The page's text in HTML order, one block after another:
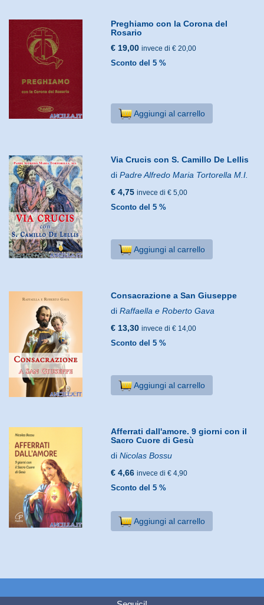
Preghiamo con la Corona del
Rosario
€ 19,00 invece di € 20,00
Sconto del 5 %
Aggiungi al carrello
Via Crucis con S. Camillo De Lellis
diPadre Alfredo Maria Tortorella M.I.
€ 4,75 invece di € 5,00
Sconto del 5 %
Aggiungi al carrello
Consacrazione a San Giuseppe
diRaffaella e Roberto Gava
€ 13,30 invece di € 14,00
Sconto del 5 %
Aggiungi al carrello
Afferrati dall'amore. 9 giorni con il
Sacro Cuore di Gesù
diNicolas Bossu
€ 4,66 invece di € 4,90
Sconto del 5 %
Aggiungi al carrello